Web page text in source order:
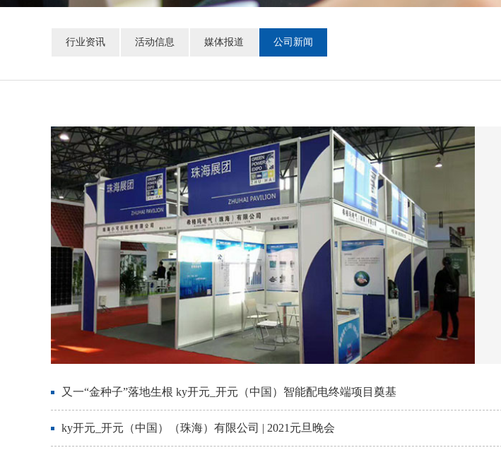
行业资讯 活动信息 媒体报道 公司新闻
又一“金种子”落地生根 ky开元_开元（中国）智能配电终端项目奠基
ky开元_开元（中国）（珠海）有限公司 | 2021元旦晚会